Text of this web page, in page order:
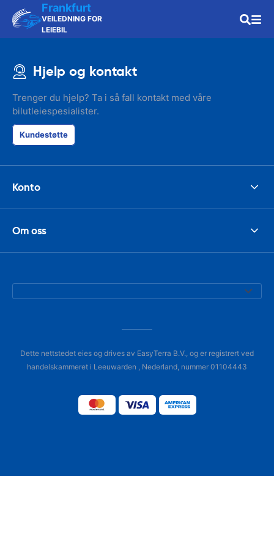
Frankfurt
VEILEDNING FOR
LEIEBIL
Hjelp og kontakt
Trenger du hjelp? Ta i så fall kontakt med våre
bilutleiespesialister.
Kundestøtte
Konto
Om oss
Dette nettstedet eies og drives av EasyTerra B.V., og er registrert ved
handelskammeret i Leeuwarden , Nederland, nummer 01104443